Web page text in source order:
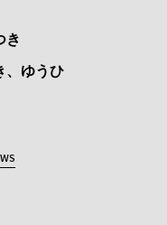
き
、ゆうひ